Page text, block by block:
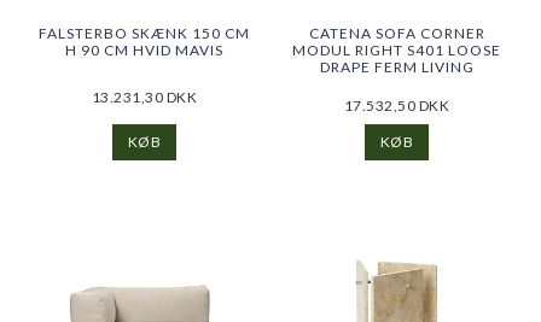
Add to list of favorites
FALSTERBO SKÆNK 150 CM
H 90 CM HVID MAVIS
13.231,30 DKK
KØB
Add
Add
CATENA SOFA CORNER
MODUL RIGHT S401 LOOSE
DRAPE FERM LIVING
17.532,50 DKK
KØB